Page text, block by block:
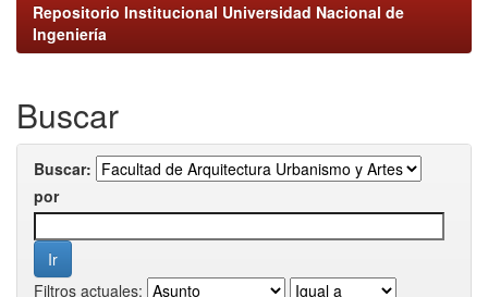
Repositorio Institucional Universidad Nacional de
Ingeniería
Buscar
Buscar:
por
Filtros actuales: